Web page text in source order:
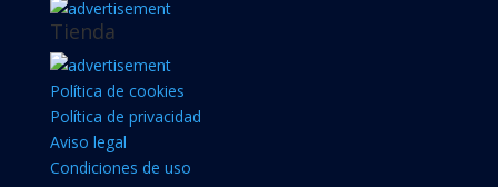
Tienda
Política de cookies
Política de privacidad
Aviso legal
Condiciones de uso